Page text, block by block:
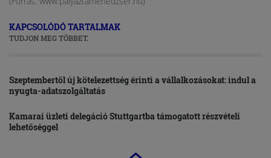
KAPCSOLÓDÓ TARTALMAK
TUDJON MEG TÖBBET.
Szeptembertől új kötelezettség érinti a vállalkozásokat: indul a
nyugta-adatszolgáltatás
Kamarai üzleti delegáció Stuttgartba támogatott részvételi
lehetőséggel